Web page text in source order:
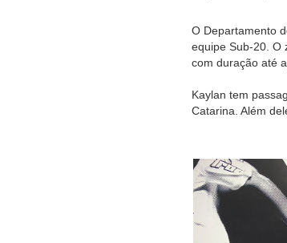
O Departamento
equipe Sub-20. O
com duração até
Kaylan tem
Catarina. Além